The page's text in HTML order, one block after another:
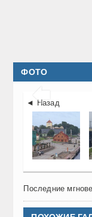
ФОТО

◄ Назад
Последние